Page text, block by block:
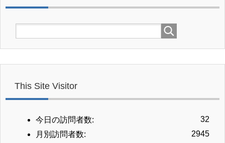
This Site Visitor
32
今日の訪問者数:
2945
月別訪問者数: